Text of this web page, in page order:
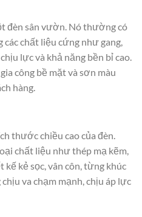
đèn sân vườn. Nó thường có
chất liệu cứng như gang,
lực và khả năng bền bỉ cao.
công bề mặt và sơn màu
hàng.
thước chiều cao của đèn.
chất liệu như thép mạ kẽm,
kẻ sọc, vân côn, từng khúc
va chạm mạnh, chịu áp lực